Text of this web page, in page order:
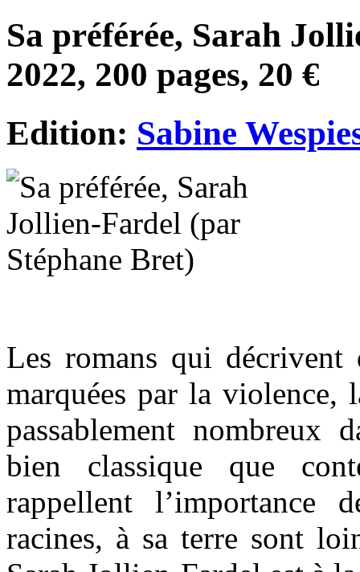
Sa préférée, Sarah
2022, 200 pages, 20 €
Edition: Sabine
Les romans qui décrivent
marquées par la violence,
passablement nombreux
bien classique que
rappellent l’importance
racines, à sa terre sont